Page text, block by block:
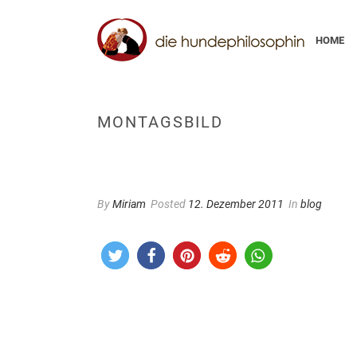
HOME
MONTAGSBILD
ByMiriam Posted 12. Dezember 2011 In blog